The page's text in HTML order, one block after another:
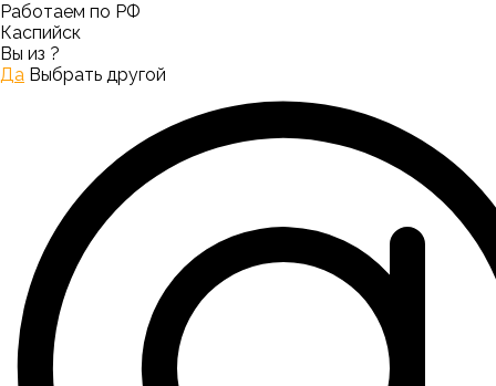
Работаем по РФ
Каспийск
Вы из ?
Да Выбрать другой